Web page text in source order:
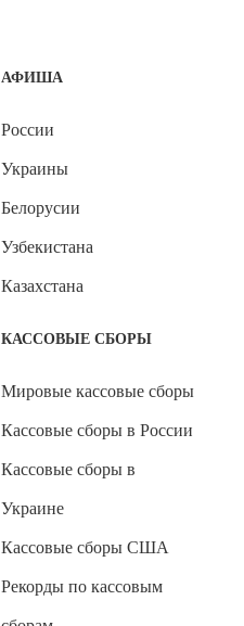
АФИША
России
Украины
Белорусии
Узбекистана
Казахстана
КАССОВЫЕ СБОРЫ
Мировые кассовые сборы
Кассовые сборы в России
Кассовые сборы в
Украине
Кассовые сборы США
Рекорды по кассовым